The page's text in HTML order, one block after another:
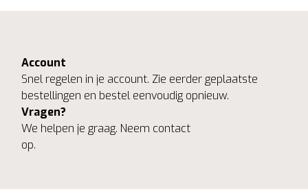
Account
Snel regelen in je account. Zie eerder geplaatste
bestellingen en bestel eenvoudig opnieuw.
Vragen?
We helpen je graag. Neem contact
op.